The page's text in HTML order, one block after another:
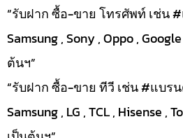
“รับฝาก ซื้อ-ขาย โทรศัพท์ เช่น
Samsung , Sony , Oppo ,
ต้นฯ”
“รับฝาก ซื้อ-ขาย ทีวี เช่น #แบร
Samsung , LG , TCL , Hisense ,